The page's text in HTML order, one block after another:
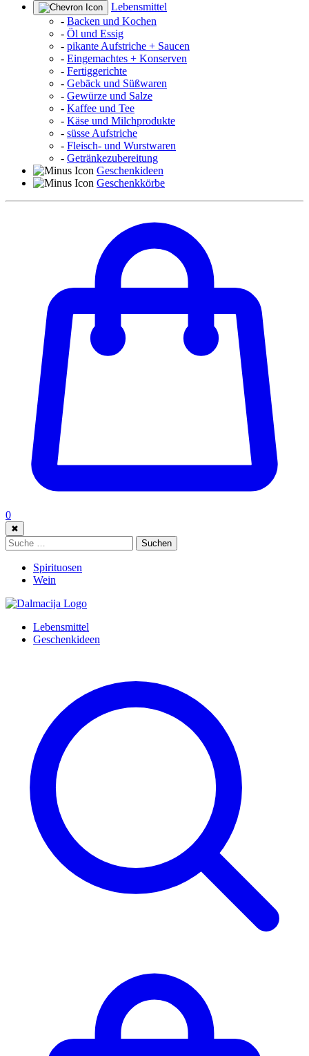
Lebensmittel
- Backen und Kochen
- Öl und Essig
- pikante Aufstriche + Saucen
- Eingemachtes + Konserven
- Fertiggerichte
- Gebäck und Süßwaren
- Gewürze und Salze
- Kaffee und Tee
- Käse und Milchprodukte
- süsse Aufstriche
- Fleisch- und Wurstwaren
- Getränkezubereitung
Geschenkideen
Geschenkkörbe
0
✖
Suche: Suchen
Spirituosen
Wein
Lebensmittel
Geschenkideen